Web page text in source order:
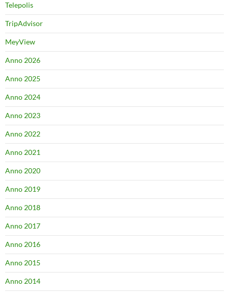
Telepolis
TripAdvisor
MeyView
Anno 2026
Anno 2025
Anno 2024
Anno 2023
Anno 2022
Anno 2021
Anno 2020
Anno 2019
Anno 2018
Anno 2017
Anno 2016
Anno 2015
Anno 2014